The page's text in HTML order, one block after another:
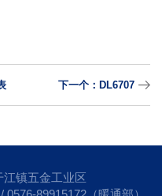
下一个：DL6707
镇五金工业区